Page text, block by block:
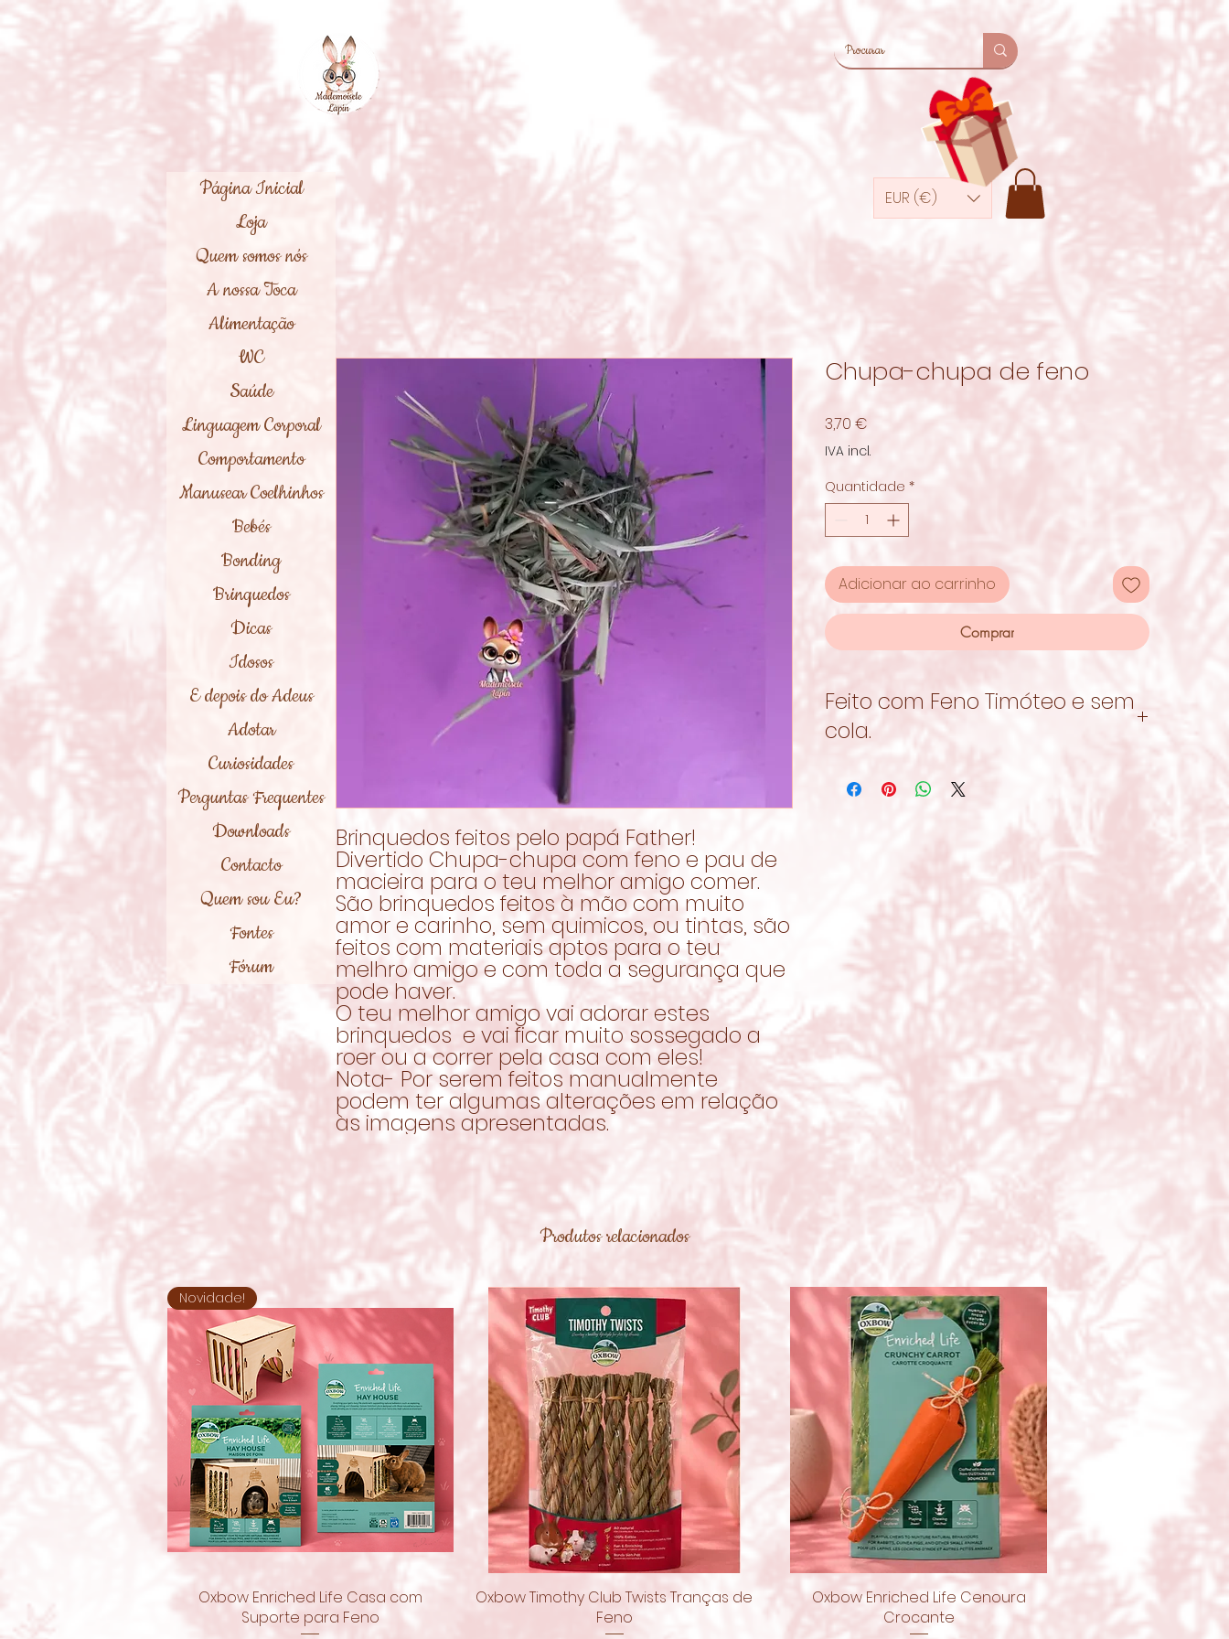
EUR (€)
Brinquedos feitos pelo papá Father!
Divertido Chupa-chupa com feno e pau de
macieira para o teu melhor amigo comer.
São brinquedos feitos à mão com muito
amor e carinho, sem quimicos, ou tintas, são
feitos com materiais aptos para o teu
melhro amigo e com toda a segurança que
pode haver.
O teu melhor amigo vai adorar estes
brinquedos e vai ficar muito sossegado a
roer ou a correr pela casa com eles!
Nota- Por serem feitos manualmente
podem ter algumas alterações em relação
às imagens apresentadas.
Chupa-chupa de feno
3,70 € Preço
IVA incl.
Quantidade *
Adicionar ao carrinho
Comprar
Feito com Feno Timóteo e sem
cola.
Produtos relacionados
Visualização rápida
Novidade!
Oxbow Enriched Life Casa com
Suporte para Feno
Visualização rápida
Oxbow Timothy Club Twists Tranças de
Feno
Visualização rápida
Oxbow Enriched Life Cenoura
Crocante
Página Inicial
Loja
Quem somos nós
A nossa Toca
Alimentação
WC
Saúde
Linguagem Corporal
Comportamento
Manusear Coelhinhos
Bebés
Bonding
Brinquedos
Dicas
Idosos
E depois do Adeus
Adotar
Curiosidades
Perguntas Frequentes
Downloads
Contacto
Quem sou Eu?
Fontes
Fórum